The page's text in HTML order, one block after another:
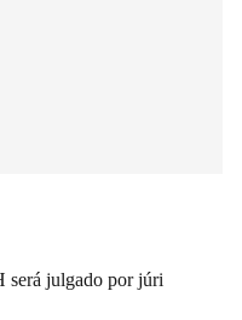
será julgado por júri